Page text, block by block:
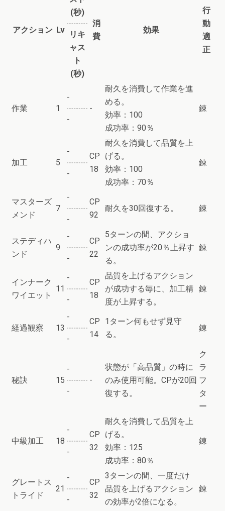
アクション Lv
(秒)
リキ
ャス
ト
(秒)
消
費
効果
行
動
適
正
作業 1
-
-
-
耐久を消費して作業を進
める。
効率：100
成功率：90％
錬
加工 5
-
-
CP
18
耐久を消費して品質を上
げる。
効率：100
成功率：70％
錬
マスターズ
メンド
7
-
-
CP
92
耐久を30回復する。 錬
ステディハ
ンド
9
-
-
CP
22
5ターンの間、アクショ
ンの成功率が20％上昇す
る。
錬
インナーク
ワイエット
11
-
-
CP
18
品質を上げるアクション
が成功する毎に、加工精
度が上昇する。
錬
経過観察 13
-
-
CP
14
1ターン何もせず見守
る。
錬
秘訣 15
-
-
-
状態が「高品質」の時に
のみ使用可能。CPが20回
復する。
ク
ラ
フ
タ
ー
中級加工 18
-
-
CP
32
耐久を消費して品質を上
げる。
効率：125
成功率：80％
錬
グレートス
トライド
21
-
-
CP
32
3ターンの間、一度だけ
品質を上げるアクション
の効率が2倍になる。
錬